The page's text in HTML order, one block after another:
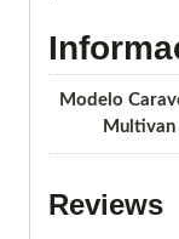
Modelo
Multivan
Reviews